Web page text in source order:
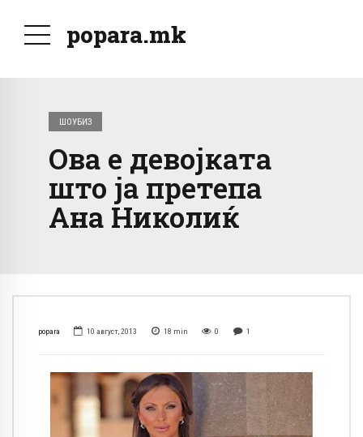
popara.mk
ШОУБИЗ
Ова е девојката
што ја претепа
Ана Николиќ
popara 10 август, 2013 18 min 0 1